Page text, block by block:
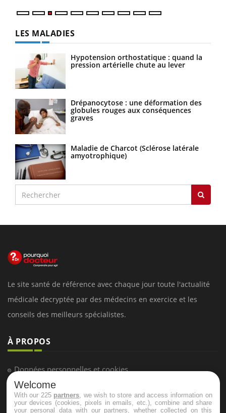
LES MALADIES
Hypotension orthostatique : quand la
pression artérielle chute au lever
Drépanocytose : une déformation des
globules rouges aux conséquences
graves
Maladie de Charcot (Sclérose latérale
amyotrophique)
Le site santé de référence avec chaque jour toute l'actualité
médicale decryptée par des médecins en exercice et les
conseils des meilleurs spécialistes.
À PROPOS
Données personnelles et cookies
Qui sommes-nous
Conditions d'utilisation
Welcome
With our 225 partners , we wish to store and access information on
your devices (cookies, pixels in emails, etc.), combine and share
your personal data with our partners, whether collected on this